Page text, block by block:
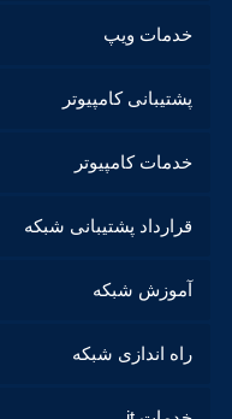
خدمات ویپ
پشتیبانی کامپیوتر
خدمات کامپیوتر
قرارداد پشتیبانی شبکه
آموزش شبکه
راه اندازی شبکه